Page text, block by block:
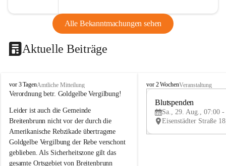
Alle Bekanntmachungen sehen
Aktuelle Beiträge
B
r
i
t
e
n
b
r
vor 3 TagenAmtliche Mitteilung
Verordnung betr. Goldgelbe Vergilbung!
Leider ist auch die Gemeinde
Breitenbrunn nicht vor der durch die
Amerikanische Rebzikade übertragene
Goldgelbe Vergilbung der Rebe verschont
geblieben. Als Sicherheitszone gilt das
gesamte Ortsgebiet von Breitenbrunn
B
e
vor 2 WochenVeranstaltung
Blutspenden
Sa., 29. Aug., 07:00 -